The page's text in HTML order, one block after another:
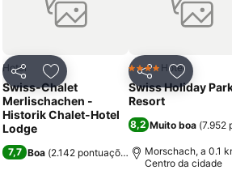
favoritos
)
PartilharAdicionar aos favoritos
Hotel
Swiss-Chalet
Merlischachen -
Historik Chalet-Hotel
Lodge
7,7 Boa (2.142 pontuações )
Partilhar
4 EstrelasHotel
Swiss Holiday
Resort
8,2 Muito boa (7.952
Morschach, a 0.1
Centro da cidade